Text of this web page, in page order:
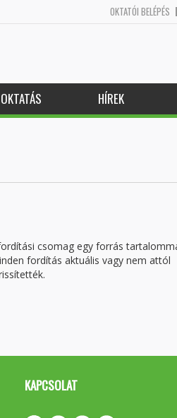
OKTATÓI BELÉPÉS
OKTATÁS HÍREK
csomag egy forrás
fordítás aktuális vagy nem attól
KAPCSOLAT